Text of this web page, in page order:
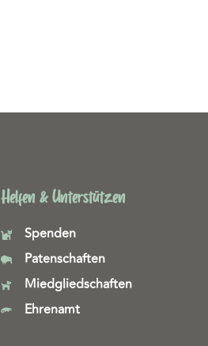
Helfen & Unterstützen
Spenden
Patenschaften
Miedgliedschaften
Ehrenamt